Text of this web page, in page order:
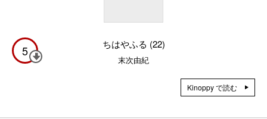
5 ちはやふる (22)
末次由紀
Kinoppy で読む